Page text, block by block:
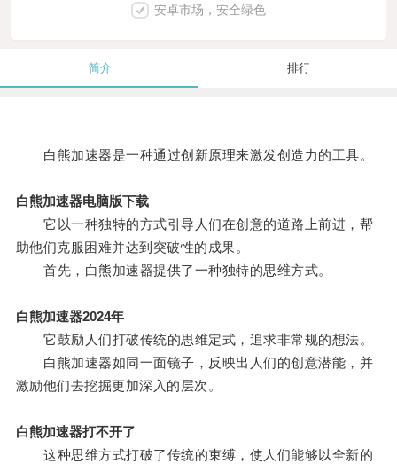
安卓市场，安全绿色
简介 排行
白熊加速器是一种通过创新原理来激发创造力的工具。
白熊加速器电脑版下载
它以一种独特的方式引导人们在创意的道路上前进，帮
助他们克服困难并达到突破性的成果。
首先，白熊加速器提供了一种独特的思维方式。
白熊加速器2024年
它鼓励人们打破传统的思维定式，追求非常规的想法。
白熊加速器如同一面镜子，反映出人们的创意潜能，并
激励他们去挖掘更加深入的层次。
白熊加速器打不开了
这种思维方式打破了传统的束缚，使人们能够以全新的